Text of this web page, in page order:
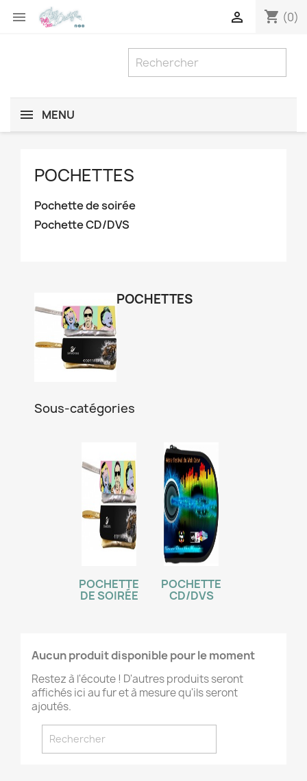
 shopping_cart (0)

MENU
POCHETTES
Pochette de soirée
Pochette CD/DVS
POCHETTES
Sous-catégories
POCHETTE
DE SOIRÉE
POCHETTE
CD/DVS
Aucun produit disponible pour le moment
Restez à l'écoute ! D'autres produits seront
affichés ici au fur et à mesure qu'ils seront
ajoutés.